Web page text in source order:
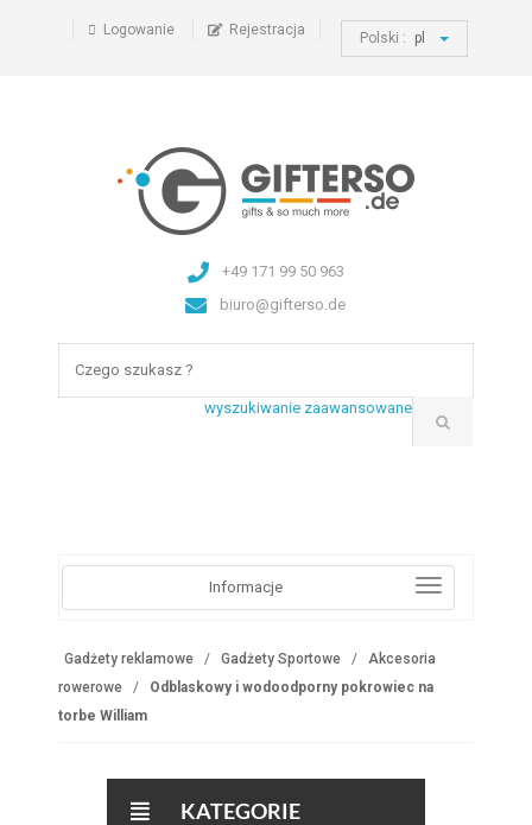
Logowanie Rejestracja Polski : pl
+49 171 99 50 963
biuro@gifterso.de
wyszukiwanie zaawansowane
Informacje
Gadżety reklamowe Gadżety Sportowe
Akcesoria
rowerowe
Odblaskowy i wodoodporny pokrowiec na
torbe William
KATEGORIE